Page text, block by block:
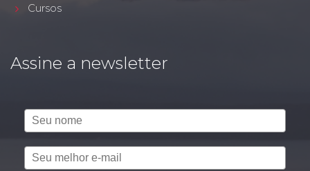
Cursos
Assine a newsletter